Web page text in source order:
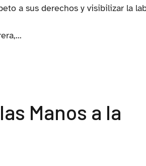
a sus derechos y visibilizar la
Manos a la